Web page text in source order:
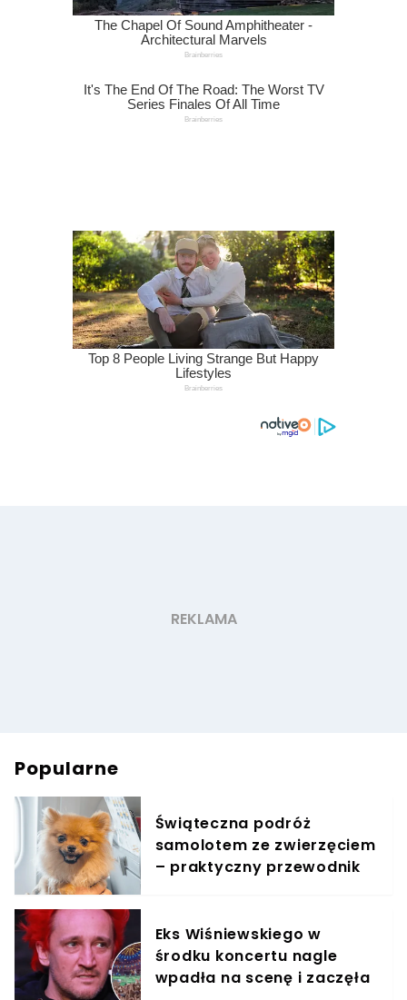
Popularne
Świąteczna podróż
samolotem ze zwierzęciem
– praktyczny przewodnik
Eks Wiśniewskiego w
środku koncertu nagle
wpadła na scenę i zaczęła